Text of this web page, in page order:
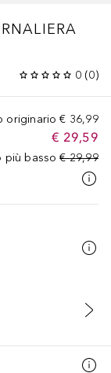
0 (0)
originario € 36,99
€ 29,59
più basso € 29,99